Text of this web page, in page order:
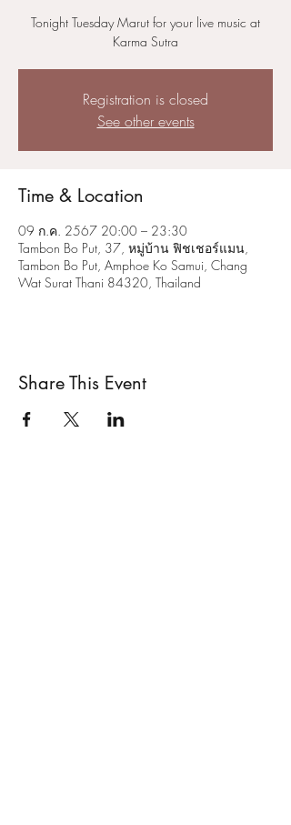
Tonight Tuesday Marut for your live music at
Karma Sutra
Registration is closed
See other events
Time & Location
09 ก.ค. 2567 20:00 – 23:30
Tambon Bo Put, 37, หมู่บ้าน ฟิชเชอร์แมน,
Tambon Bo Put, Amphoe Ko Samui, Chang
Wat Surat Thani 84320, Thailand
Share This Event